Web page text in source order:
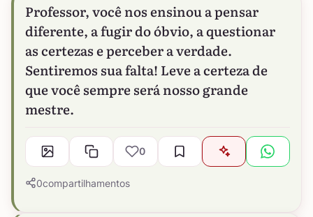
Professor, você nos ensinou a pensar
diferente, a fugir do óbvio, a questionar
as certezas e perceber a verdade.
Sentiremos sua falta! Leve a certeza de
que você sempre será nosso grande
mestre.
0
0compartilhamentos